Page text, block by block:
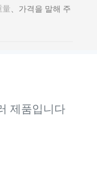
量 、가격을 말해 주
제품입니다